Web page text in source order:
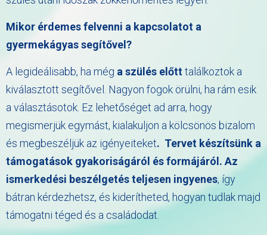
Mikor érdemes felvenni a kapcsolatot a
gyermekágyas segítővel?
A legideálisabb, ha még a szülés előtttalálkoztok a
kiválasztott segítővel. Nagyon fogok örülni, ha rám esik
a választásotok. Ez lehetőséget ad arra, hogy
megismerjük egymást, kialakuljon a kölcsönös bizalom
és megbeszéljük az igényeiteket. Tervet készítsünk a
támogatások gyakoriságáról és formájáról. Az
ismerkedési beszélgetés teljesen ingyenes, így
bátran kérdezhetsz, és kiderítheted, hogyan tudlak majd
támogatni téged és a családodat.